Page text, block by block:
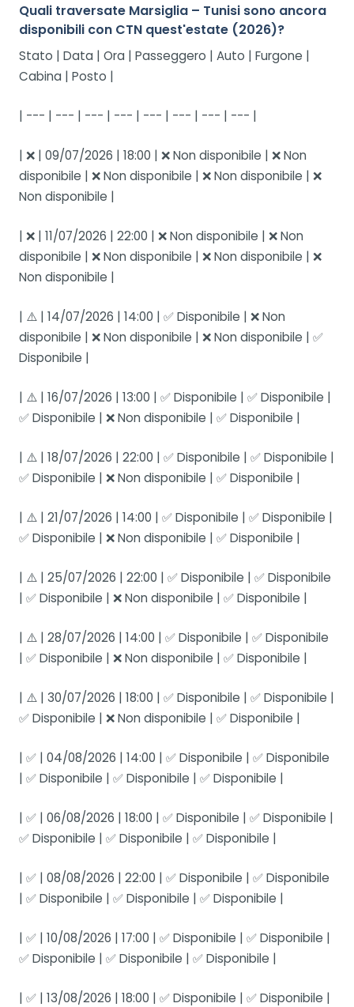
Quali traversate Marsiglia – Tunisi sono ancora
disponibili con CTN quest'estate (2026)?
Stato | Data | Ora | Passeggero | Auto | Furgone |
Cabina | Posto |
| --- | --- | --- | --- | --- | --- | --- | --- |
| ❌ | 09/07/2026 | 18:00 | ❌ Non disponibile | ❌ Non
disponibile | ❌ Non disponibile | ❌ Non disponibile | ❌
Non disponibile |
| ❌ | 11/07/2026 | 22:00 | ❌ Non disponibile | ❌ Non
disponibile | ❌ Non disponibile | ❌ Non disponibile | ❌
Non disponibile |
| ⚠️ | 14/07/2026 | 14:00 | ✅ Disponibile | ❌ Non
disponibile | ❌ Non disponibile | ❌ Non disponibile | ✅
Disponibile |
| ⚠️ | 16/07/2026 | 13:00 | ✅ Disponibile | ✅ Disponibile |
✅ Disponibile | ❌ Non disponibile | ✅ Disponibile |
| ⚠️ | 18/07/2026 | 22:00 | ✅ Disponibile | ✅ Disponibile |
✅ Disponibile | ❌ Non disponibile | ✅ Disponibile |
| ⚠️ | 21/07/2026 | 14:00 | ✅ Disponibile | ✅ Disponibile |
✅ Disponibile | ❌ Non disponibile | ✅ Disponibile |
| ⚠️ | 25/07/2026 | 22:00 | ✅ Disponibile | ✅ Disponibile
| ✅ Disponibile | ❌ Non disponibile | ✅ Disponibile |
| ⚠️ | 28/07/2026 | 14:00 | ✅ Disponibile | ✅ Disponibile
| ✅ Disponibile | ❌ Non disponibile | ✅ Disponibile |
| ⚠️ | 30/07/2026 | 18:00 | ✅ Disponibile | ✅ Disponibile |
✅ Disponibile | ❌ Non disponibile | ✅ Disponibile |
| ✅ | 04/08/2026 | 14:00 | ✅ Disponibile | ✅ Disponibile
| ✅ Disponibile | ✅ Disponibile | ✅ Disponibile |
| ✅ | 06/08/2026 | 18:00 | ✅ Disponibile | ✅ Disponibile |
✅ Disponibile | ✅ Disponibile | ✅ Disponibile |
| ✅ | 08/08/2026 | 22:00 | ✅ Disponibile | ✅ Disponibile
| ✅ Disponibile | ✅ Disponibile | ✅ Disponibile |
| ✅ | 10/08/2026 | 17:00 | ✅ Disponibile | ✅ Disponibile |
✅ Disponibile | ✅ Disponibile | ✅ Disponibile |
| ✅ | 13/08/2026 | 18:00 | ✅ Disponibile | ✅ Disponibile |